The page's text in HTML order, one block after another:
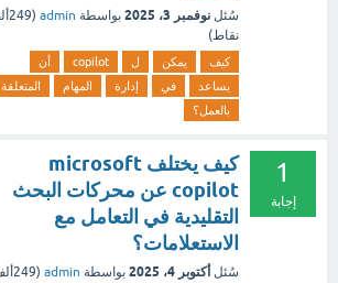
سُئل نوفمبر 3، 2025 بواسطة admin
(249ألف
نقاط)
كيف يمكن ل copilot
أن
يساعد
في إدارة المهام
المتعلقة
بالعمل؟
1
إجابة
كيف يختلف microsoft
copilot عن محركات البحث
التقليدية في التعامل مع
الاستعلامات؟
سُئل أكتوبر 4، 2025 بواسطة admin
(249ألف